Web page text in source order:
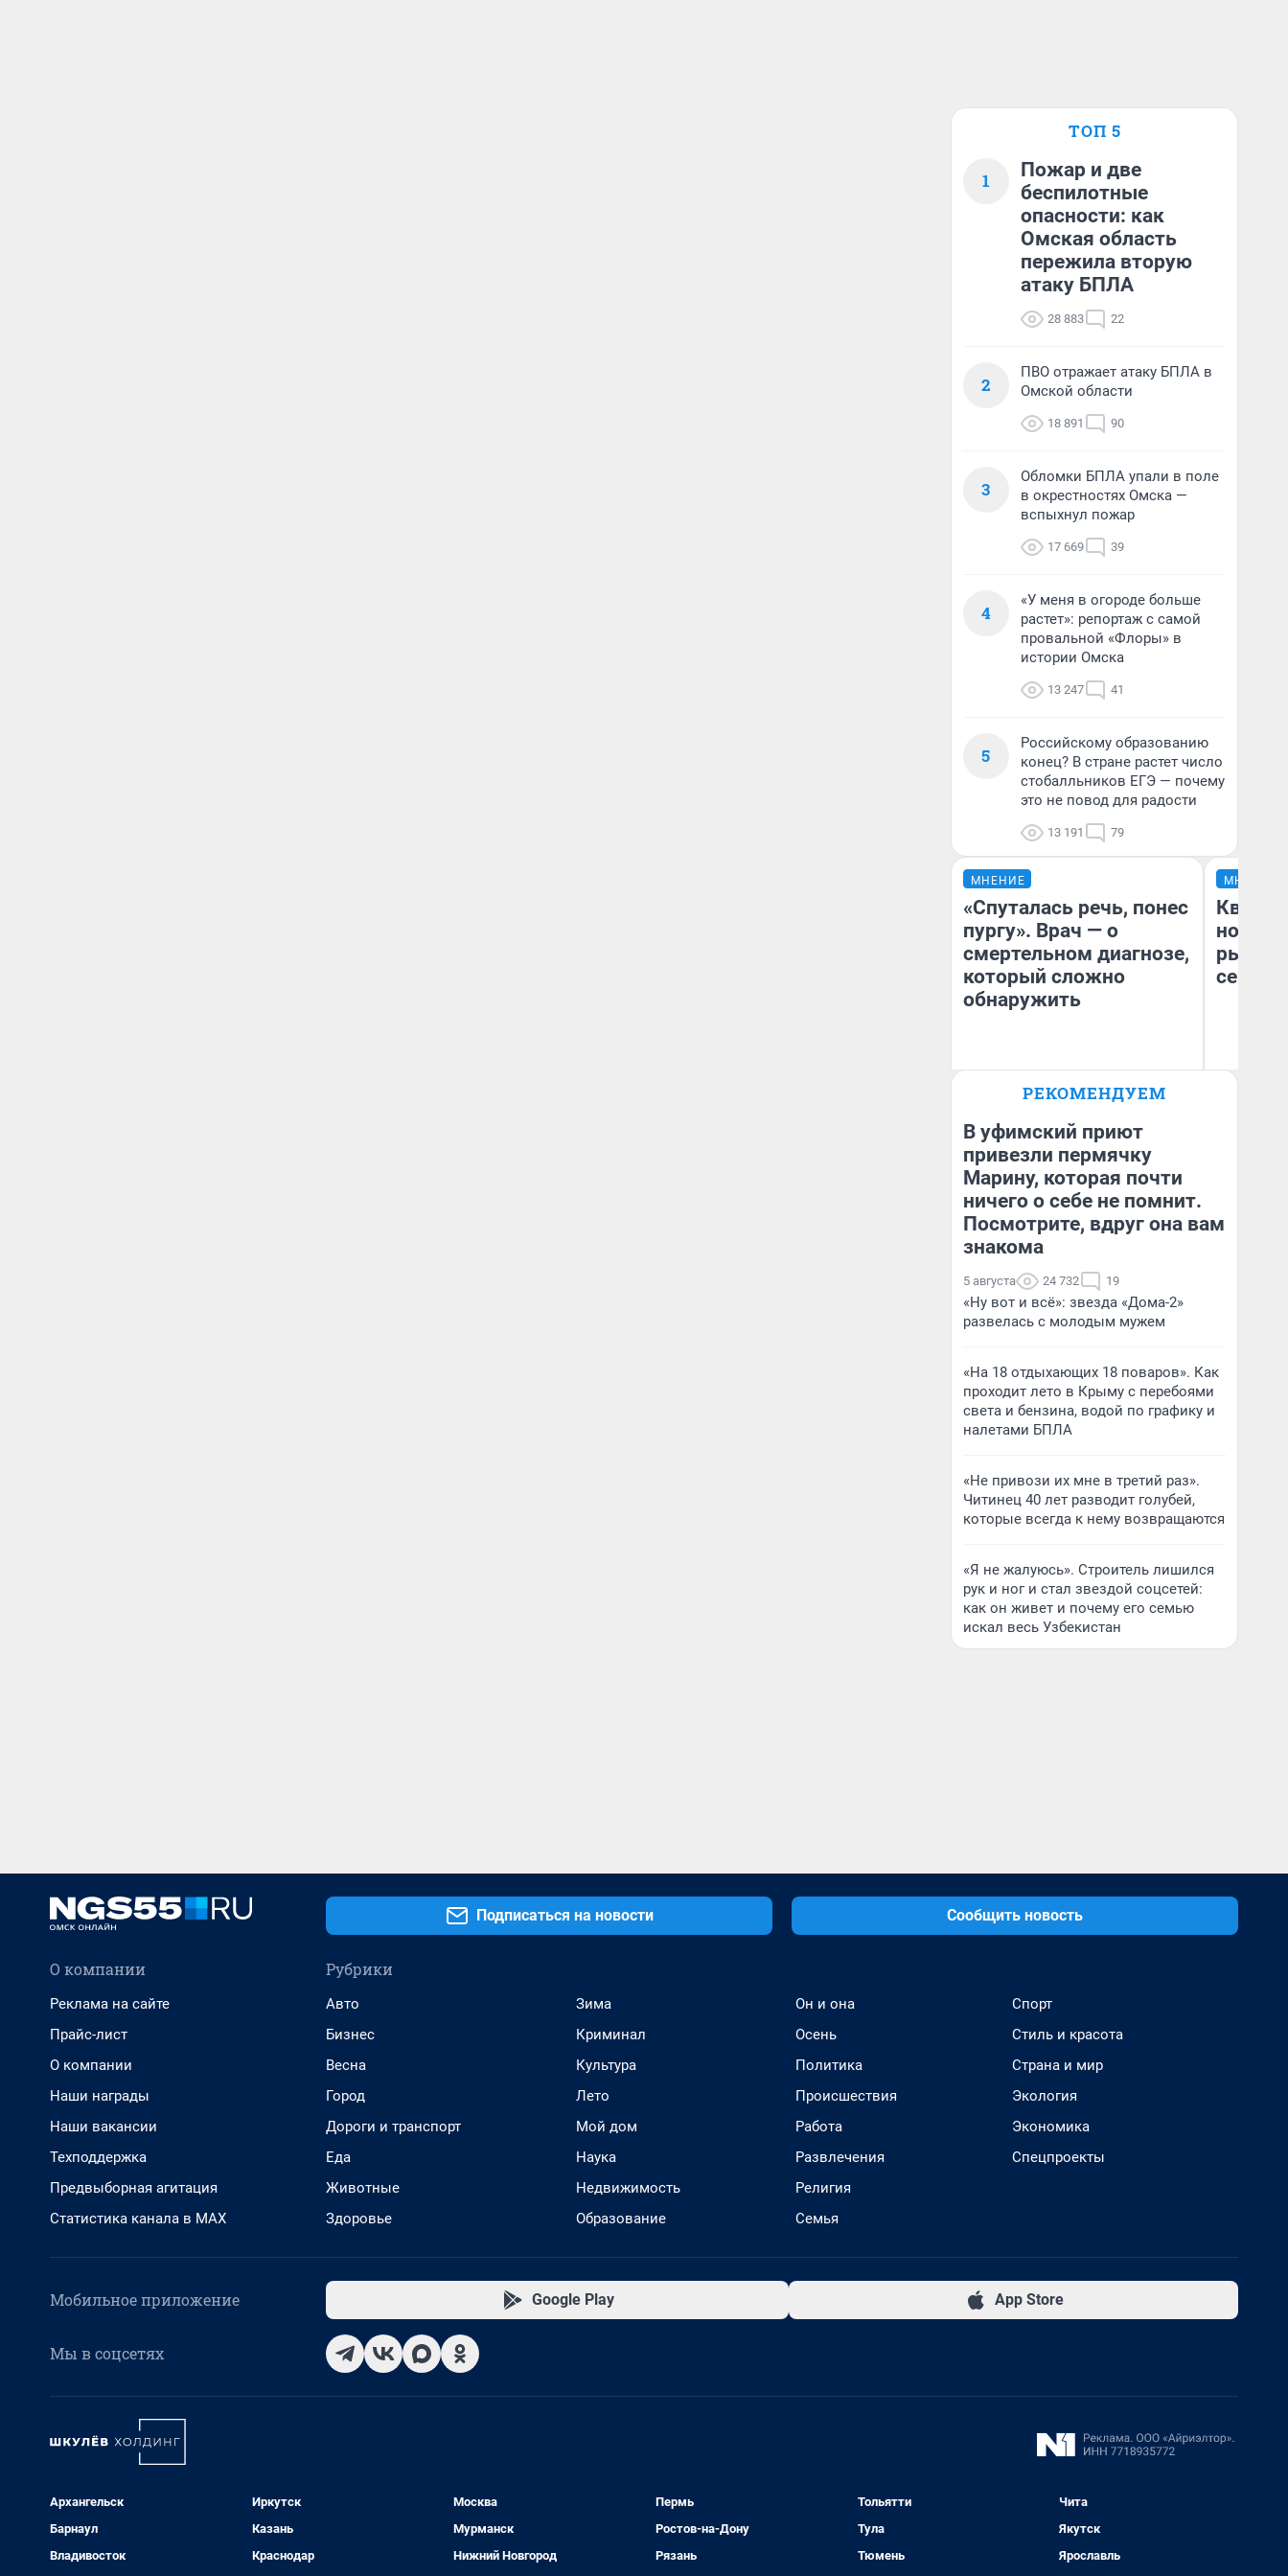
ТОП 5
1
Пожар и две
беспилотные
опасности: как
Омская область
пережила вторую
атаку БПЛА
28 883 22
2
ПВО отражает атаку БПЛА в
Омской области
18 891 90
3
Обломки БПЛА упали в поле
в окрестностях Омска —
вспыхнул пожар
17 669 39
4
«У меня в огороде больше
растет»: репортаж с самой
провальной «Флоры» в
истории Омска
13 247 41
5
Российскому образованию
конец? В стране растет число
стобалльников ЕГЭ — почему
это не повод для радости
13 191 79
МНЕНИЕ
«Спуталась речь, понес
пургу». Врач — о
смертельном диагнозе,
который сложно
обнаружить
Главврач клиники
Волковой»
МНЕНИЕ
но
рынок
РЕКОМЕНДУЕМ
В уфимский приют
привезли пермячку
Марину, которая почти
ничего о себе не помнит.
Посмотрите, вдруг она вам
знакома
5 августа 24 732 19
«Ну вот и всё»: звезда «Дома-2»
развелась с молодым мужем
«На 18 отдыхающих 18 поваров». Как
проходит лето в Крыму с перебоями
света и бензина, водой по графику и
налетами БПЛА
«Не привози их мне в третий раз».
Читинец 40 лет разводит голубей,
которые всегда к нему возвращаются
«Я не жалуюсь». Строитель лишился
рук и ног и стал звездой соцсетей:
как он живет и почему его семью
искал весь Узбекистан
Подписаться на новости Сообщить новость
О компании
Реклама на сайте
Прайс-лист
О компании
Наши награды
Наши вакансии
Техподдержка
Предвыборная агитация
Статистика канала в MAX
Рубрики
Авто
Бизнес
Весна
Город
Дороги и транспорт
Еда
Животные
Здоровье
Зима
Криминал
Культура
Лето
Мой дом
Наука
Недвижимость
Образование
Он и она
Осень
Политика
Происшествия
Работа
Развлечения
Религия
Семья
Спорт
Стиль и красота
Страна и мир
Экология
Экономика
Спецпроекты
Мобильное приложение Google Play App Store
Мы в соцсетях
Архангельск
Барнаул
Владивосток
Иркутск
Казань
Краснодар
Москва
Мурманск
Нижний Новгород
Пермь
Ростов-на-Дону
Рязань
Тольятти
Тула
Тюмень
Чита
Якутск
Ярославль